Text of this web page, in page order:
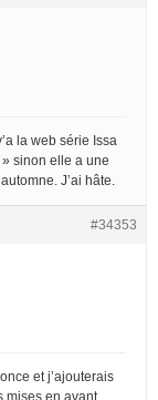
la web série Issa
sinon elle a une
J’ai hâte.
#34353
et j’ajouterais
mises en avant